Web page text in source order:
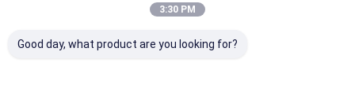
3:30 PM
Good day, what product are you looking for?